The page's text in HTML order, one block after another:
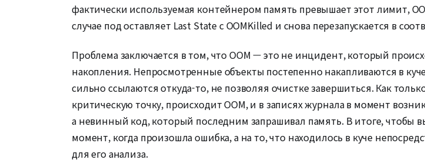
фактически используемая контейнером память превышает этот лимит,
случае под оставляет Last State с OOMKilled и снова перезапускается в
Проблема заключается в том, что OOM — это не инцидент, который
накопления. Непросмотренные объекты постепенно накапливаются в
сильно ссылаются откуда-то, не позволяя очистке завершиться. Как
критическую точку, происходит OOM, и в записях журнала в момент
а невинный код, который последним запрашивал память. В итоге, чтобы
момент, когда произошла ошибка, а на то, что находилось в куче
для его анализа.